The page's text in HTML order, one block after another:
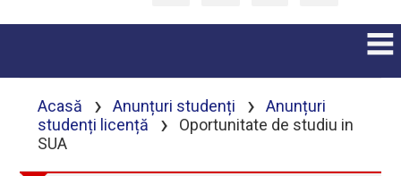
Acasă › Anunțuri studenți ›
Anunțuri
studenți licență
›
Oportunitate de studiu in
SUA